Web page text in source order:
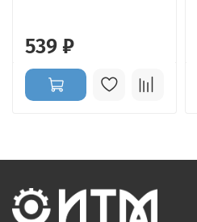
539 ₽